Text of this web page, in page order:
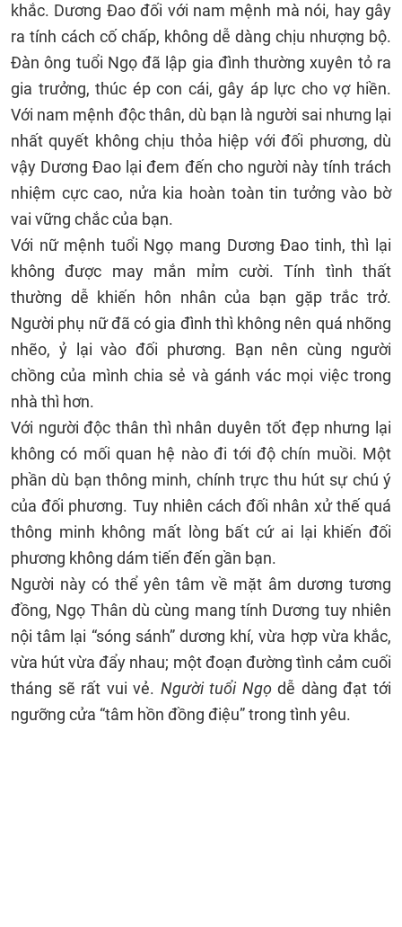
khắc. Dương Đao đối với nam mệnh mà nói, hay gây
ra tính cách cố chấp, không dễ dàng chịu nhượng bộ.
Đàn ông tuổi Ngọ đã lập gia đình thường xuyên tỏ ra
gia trưởng, thúc ép con cái, gây áp lực cho vợ hiền.
Với nam mệnh độc thân, dù bạn là người sai nhưng lại
nhất quyết không chịu thỏa hiệp với đối phương, dù
vậy Dương Đao lại đem đến cho người này tính trách
nhiệm cực cao, nửa kia hoàn toàn tin tưởng vào bờ
vai vững chắc của bạn.
Với nữ mệnh tuổi Ngọ mang Dương Đao tinh, thì lại
không được may mắn mỉm cười. Tính tình thất
thường dễ khiến hôn nhân của bạn gặp trắc trở.
Người phụ nữ đã có gia đình thì không nên quá nhõng
nhẽo, ỷ lại vào đối phương. Bạn nên cùng người
chồng của mình chia sẻ và gánh vác mọi việc trong
nhà thì hơn.
Với người độc thân thì nhân duyên tốt đẹp nhưng lại
không có mối quan hệ nào đi tới độ chín muồi. Một
phần dù bạn thông minh, chính trực thu hút sự chú ý
của đối phương. Tuy nhiên cách đối nhân xử thế quá
thông minh không mất lòng bất cứ ai lại khiến đối
phương không dám tiến đến gần bạn.
Người này có thể yên tâm về mặt âm dương tương
đồng, Ngọ Thân dù cùng mang tính Dương tuy nhiên
nội tâm lại “sóng sánh” dương khí, vừa hợp vừa khắc,
vừa hút vừa đẩy nhau; một đoạn đường tình cảm cuối
tháng sẽ rất vui vẻ. Người tuổi Ngọdễ dàng đạt tới
ngưỡng cửa “tâm hồn đồng điệu” trong tình yêu.